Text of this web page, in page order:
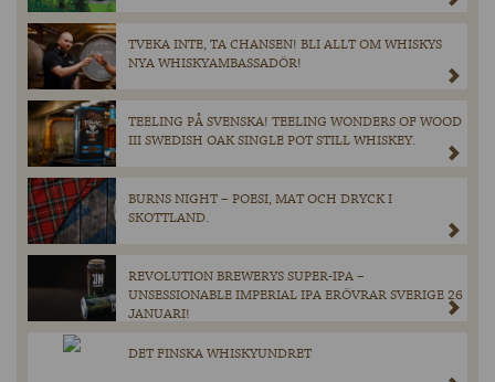
TVEKA INTE, TA CHANSEN! BLI ALLT OM WHISKYS
NYA WHISKYAMBASSADÖR!
TEELING PÅ SVENSKA! TEELING WONDERS OF WOOD
III SWEDISH OAK SINGLE POT STILL WHISKEY.
BURNS NIGHT – POESI, MAT OCH DRYCK I
SKOTTLAND.
REVOLUTION BREWERYS SUPER-IPA –
UNSESSIONABLE IMPERIAL IPA ERÖVRAR SVERIGE 26
JANUARI!
DET FINSKA WHISKYUNDRET